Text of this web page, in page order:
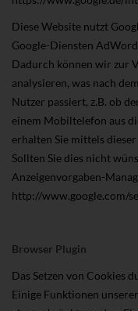
Diese Website nutzt
Google-Diensten
Dadurch können wir zur
analysieren, was nach
Nutzer passiert, z.B. ob
einem Mobiltelefon aus
erhalten Sie mittels
Sollten Sie dies nicht
Anzeigenvorgaben-
http://www.google.com/
Browser Plugin
Das Setzen von Cookies
Einige Funktionen